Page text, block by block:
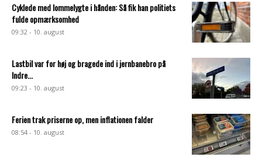
Cyklede med lommelygte i hånden: Så fik han politiets
fulde opmærksomhed
09:32 - 10. august
Lastbil var for høj og bragede ind i jernbanebro på
Indre...
09:23 - 10. august
Ferien trak priserne op, men inflationen falder
08:54 - 10. august